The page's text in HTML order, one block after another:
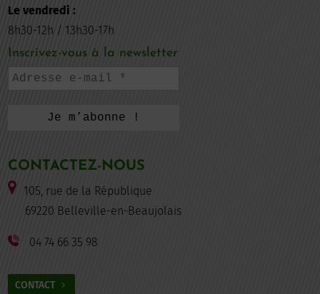
Le vendredi :
8h30-12h / 13h30-17h
Inscrivez-vous à la newsletter
CONTACTEZ-NOUS
105, rue de la République
69220 Belleville-en-Beaujolais
04 74 66 35 98
CONTACT